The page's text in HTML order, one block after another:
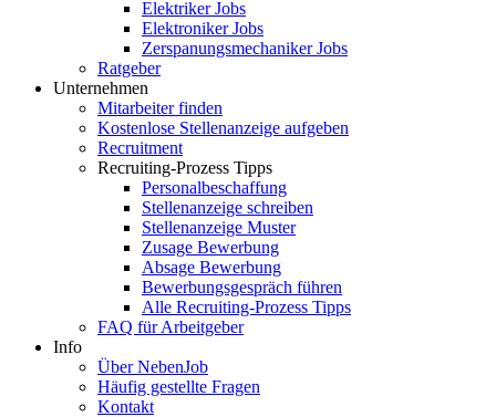
Elektriker Jobs
Elektroniker Jobs
Zerspanungsmechaniker Jobs
Ratgeber
Unternehmen
Mitarbeiter finden
Kostenlose Stellenanzeige aufgeben
Recruitment
Recruiting-Prozess Tipps
Personalbeschaffung
Stellenanzeige schreiben
Stellenanzeige Muster
Zusage Bewerbung
Absage Bewerbung
Bewerbungsgespräch führen
Alle Recruiting-Prozess Tipps
FAQ für Arbeitgeber
Info
Über NebenJob
Häufig gestellte Fragen
Kontakt